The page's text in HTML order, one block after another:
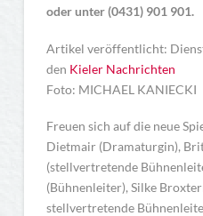
oder unter (0431) 901 901.
Artikel veröffentlicht:
den Kieler Nachrichten
Foto: MICHAEL KANIECKI
Freuen sich auf die neue
Dietmair (Dramaturgin),
(stellvertretende
(Bühnenleiter), Silke
stellvertretende